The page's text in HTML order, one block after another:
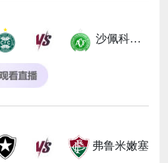
沙佩科恩斯
弗鲁米嫩塞